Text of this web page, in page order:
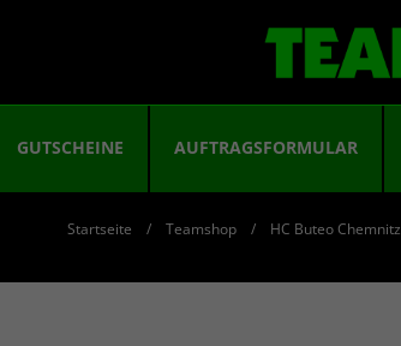
GUTSCHEINE AUFTRAGSFORMULAR
Startseite Teamshop HC Buteo Chemnitz